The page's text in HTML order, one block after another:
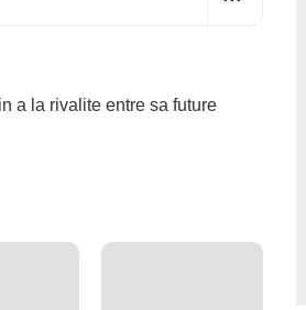
a la rivalite entre sa future